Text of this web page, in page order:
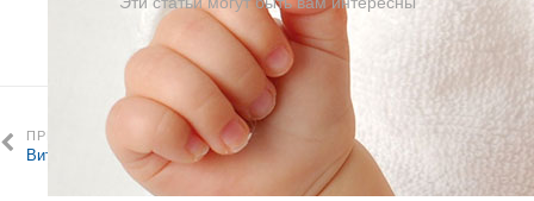
ПРЕДЫДУЩАЯ СТАТЬЯ
Витамины для детей
СЛЕДУЮЩАЯ СТАТЬЯ
Мера успеха